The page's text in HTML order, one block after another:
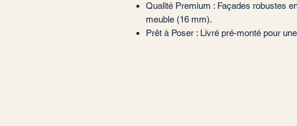
Qualité Premium : Façades robustes
meuble (16 mm).
Prêt à Poser : Livré pré-monté pour